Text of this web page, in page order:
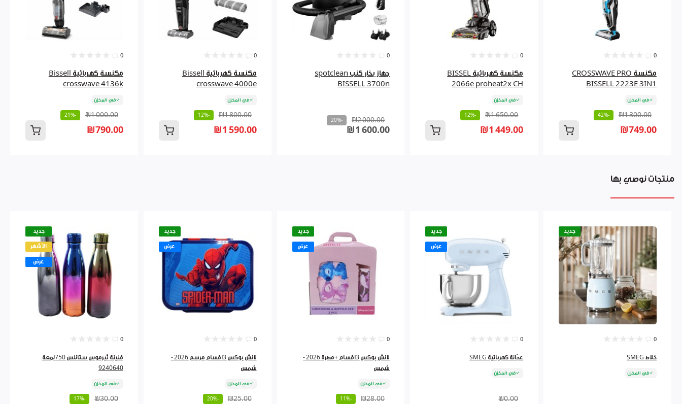
0
مكنسة CROSSWAVE PRO
BISSELL 2223E 3IN1
في المخزن
₪1 300.00
-42%
₪749.00
0
مكنسة كهربائية BISSEL
2066e proheat2x CH
في المخزن
₪1 650.00
-12%
₪1 449.00
0
جهاز بخار كنب spotclean
BISSELL 3700n
₪2 000.00
-20%
₪1 600.00
0
مكنسة كهربائية Bissell
crosswave 4000e
في المخزن
₪1 800.00
-12%
₪1 590.00
0
مكنسة كهربائية Bissell
crosswave 4136k
في المخزن
₪1 000.00
-21%
₪790.00
منتجات نوصي بها
جديد
0
خلاط SMEG
في المخزن
جديد
عرض
0
عجّانة كهربائية SMEG
في المخزن
₪0.00
جديد
عرض
0
لانش بوكس 3اقسام +مطرة 2026 -
شمس
في المخزن
₪28.00
-11%
جديد
عرض
0
لانش بوكس 3اقسام مرسم 2026 -
شمس
في المخزن
₪25.00
-20%
جديد
الأشهر
عرض
0
قنينة ثيرموس ستانلس 750لمعة
9240640
في المخزن
₪30.00
-17%